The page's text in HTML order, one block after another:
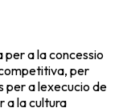
a la concessio
per
per a lexecucio de
a la cultura